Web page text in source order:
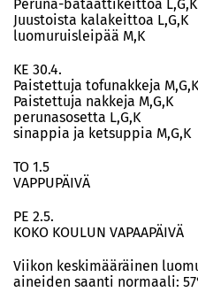
Peruna-bataattikeittoa L,G,K
Juustoista kalakeittoa L,G,K
luomuruisleipää M,K
KE 30.4.
Paistettuja tofunakkeja M,G,K
Paistettuja nakkeja M,G,K
perunasosetta L,G,K
sinappia ja ketsuppia M,G,K
TO 1.5
VAPPUPÄIVÄ
PE 2.5.
KOKO KOULUN VAPAAPÄIVÄ
Viikon keskimääräinen
aineiden saanti normaali: